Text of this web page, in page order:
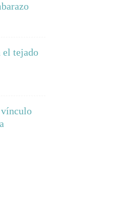
el tejado